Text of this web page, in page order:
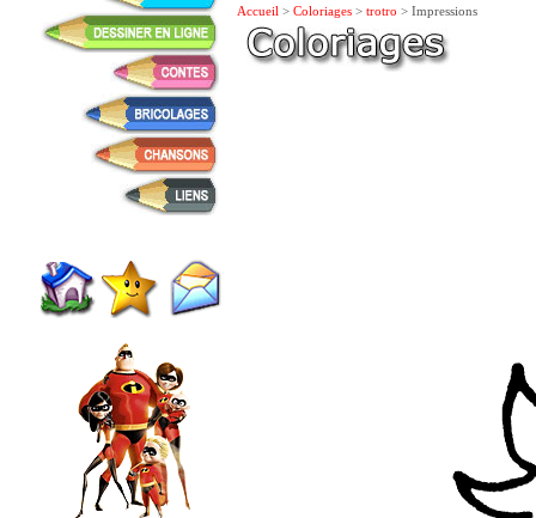
Accueil > Coloriages > trotro > Impressions